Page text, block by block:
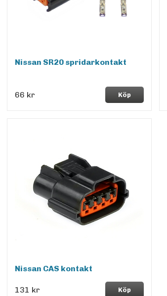
Nissan SR20 spridarkontakt
66 kr Köp
Nissan CAS kontakt
131 kr Köp